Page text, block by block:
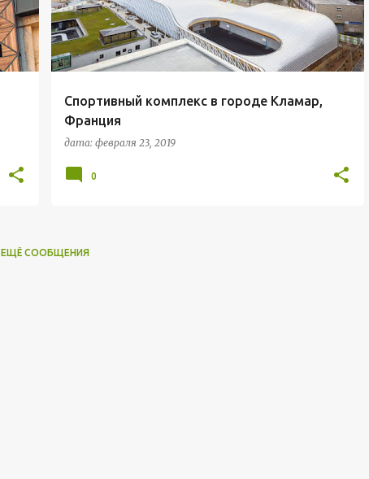
Спортивный комплекс в городе Кламар,
Франция
дата: февраля 23, 2019
0
ЕЩЁ СООБЩЕНИЯ